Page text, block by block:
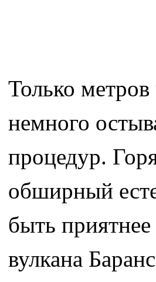
Только метров
немного
процедур.
обширный
быть
вулкана